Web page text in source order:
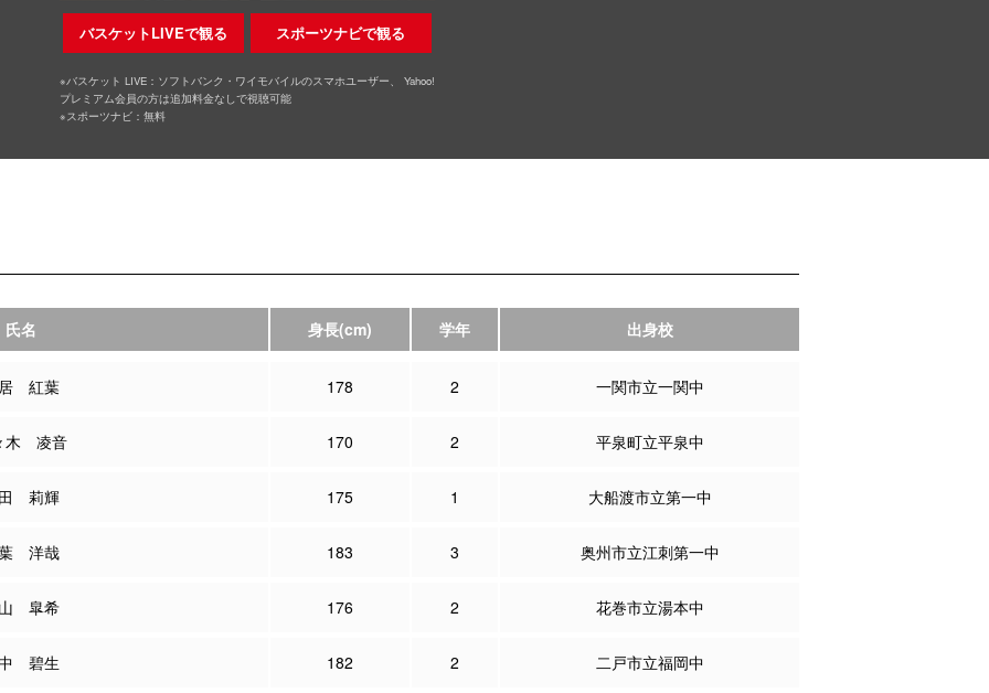
バスケットLIVEで観る スポーツナビで観る
※バスケット LIVE：ソフトバンク・ワイモバイルのスマホユーザー、 Yahoo!
プレミアム会員の方は追加料金なしで視聴可能
※スポーツナビ：無料
氏名 身長(cm) 学年 出身校
紅葉 178 2 一関市立一関中
木 凌音 170 2 平泉町立平泉中
莉輝 175 1 大船渡市立第一中
洋哉 183 3 奥州市立江刺第一中
皐希 176 2 花巻市立湯本中
碧生 182 2 二戸市立福岡中